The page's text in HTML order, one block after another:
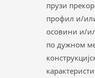
прузи
профил и/
осовини и/
по дужном